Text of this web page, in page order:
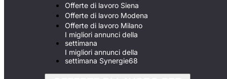
Offerte di lavoro Siena
Offerte di lavoro Modena
Offerte di lavoro Milano
I migliori annunci della
settimana
I migliori annunci della
settimana Synergie68